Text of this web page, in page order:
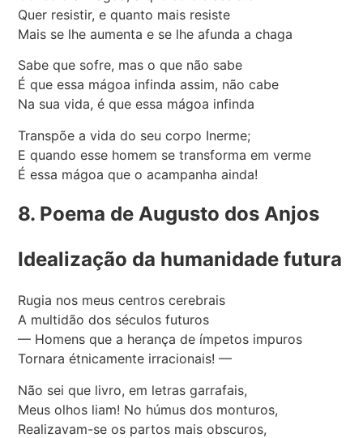
Quer resistir, e quanto mais resiste
Mais se lhe aumenta e se lhe afunda a chaga
Sabe que sofre, mas o que não sabe
É que essa mágoa infinda assim, não cabe
Na sua vida, é que essa mágoa infinda
Transpõe a vida do seu corpo Inerme;
E quando esse homem se transforma em verme
É essa mágoa que o acampanha ainda!
8. Poema de Augusto dos Anjos
Idealização da humanidade futura
Rugia nos meus centros cerebrais
A multidão dos séculos futuros
— Homens que a herança de ímpetos impuros
Tornara étnicamente irracionais! —
Não sei que livro, em letras garrafais,
Meus olhos liam! No húmus dos monturos,
Realizavam-se os partos mais obscuros,